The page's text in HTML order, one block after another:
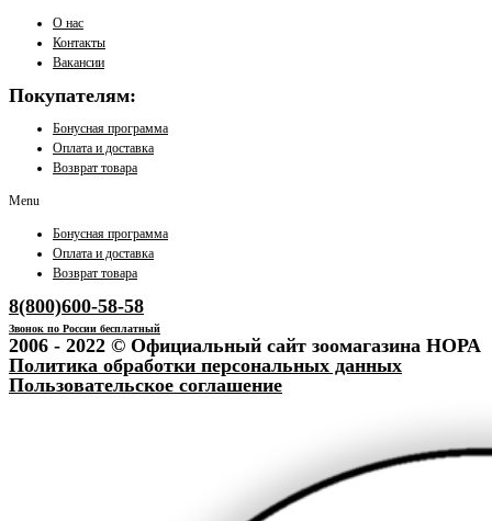
О нас
Контакты
Вакансии
Покупателям:
Бонусная программа
Оплата и доставка
Возврат товара
Menu
Бонусная программа
Оплата и доставка
Возврат товара
8(800)600-58-58
Звонок по России бесплатный
2006 - 2022 © Официальный сайт зоомагазина НОРА
Политика обработки персональных данных
Пользовательское соглашение